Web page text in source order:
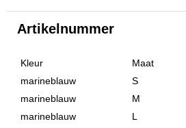
Artikelnummer
Kleur Maat
marineblauw
S
marineblauw
M
marineblauw
L